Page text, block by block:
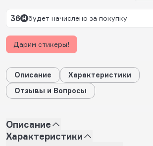
36 будет начислено за покупку
Дарим стикеры!
Описание
Характеристики
Отзывы и Вопросы
Описание
Характеристики